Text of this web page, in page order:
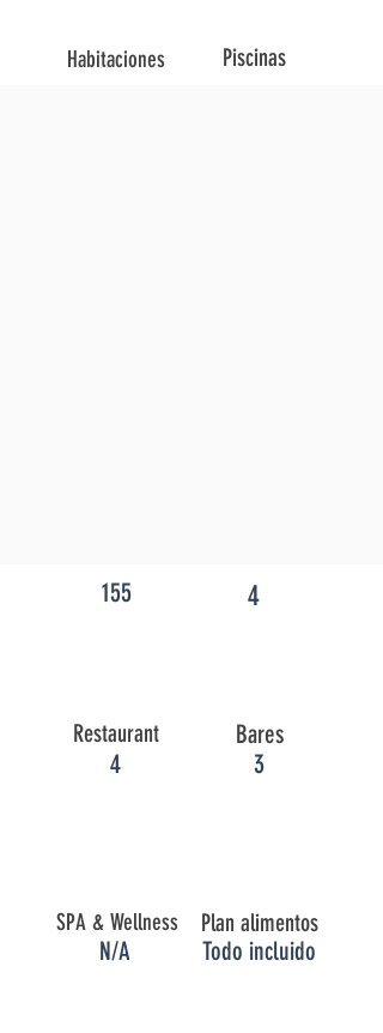
Habitaciones Piscinas
155
Restaurant
4
SPA & Wellness
N/A
4
Bares
3
Plan alimentos
Todo incluido